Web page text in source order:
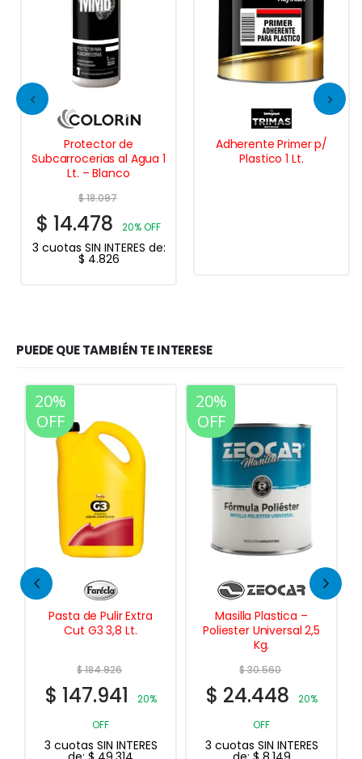
Protector de
Subcarrocerias al Agua 1
Lt. – Blanco
$18.097
$ 14.478 20% OFF
3 cuotas SIN INTERES de:
$ 4.826
Adherente Primer p/
Plastico 1 Lt.
PUEDE QUE TAMBIÉN TE INTERESE
Pulir Extra
20%
INTERES
OFF
Masilla Plastica –
Poliester Universal 2,5
$24.448
20%
3 cuotas SIN INTERES
OFF
Disco de
1/2″ (115 mm.)
$1.950